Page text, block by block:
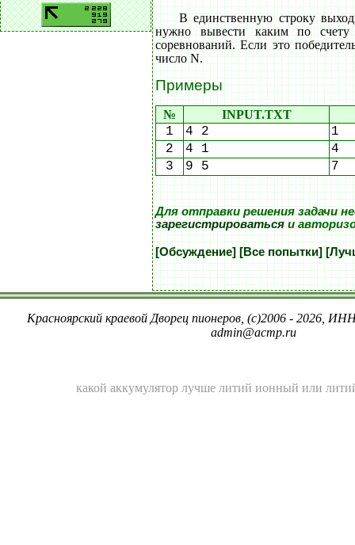
В единственную строку
нужно вывести каким по
соревнований. Если это
число N.
Примеры
№ INPUT.TXT
1 4 2
1
2
4 1
4
3
9 5 7
Для отправки решения задачи
зарегистрироватьсяи
[Обсуждение] [Все попытки]
Красноярский краевой Дворец пионеров, (c)2006 - 2026,
admin@acmp.ru
какой аккумулятор лучше литий ионный или